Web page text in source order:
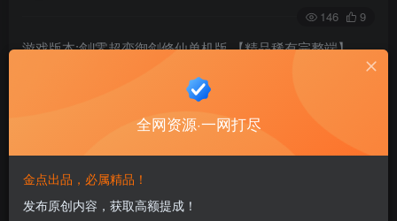
146 9
游戏版本:剑l零超变御剑修仙单机版 【精品稀有完整端】
配置要求:16G以上内存 四核以上CPU 固态硬盘最佳
支持网络:离线断网本地纯单机
虚拟机只需要启动数据，游戏在桌面运行。流畅不卡配套
GM工具+视频教程+果补丁+超多精品补丁
更新1:会员系统+血量伤害突破+初代独家修仙系统+特色原
全网资源·一网打尽
金点出品，必属精品！
发布原创内容，获取高额提成！